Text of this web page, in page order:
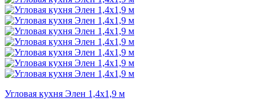
Угловая кухня Элен 1,4х1,9 м